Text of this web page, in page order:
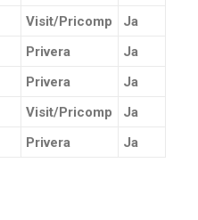
Visit/Pricomp
Ja
Privera
Ja
Privera
Ja
Visit/Pricomp
Ja
Privera Ja